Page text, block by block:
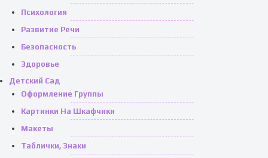
Психология
Развитие Речи
Безопасность
Здоровье
Детский Сад
Оформление Группы
Картинки На Шкафчики
Макеты
Таблички, Знаки